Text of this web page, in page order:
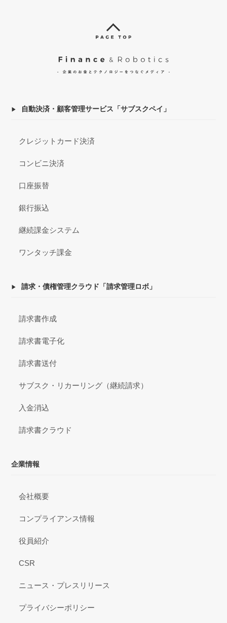
自動決済・顧客管理サービス「サブスクペイ」
クレジットカード決済
コンビニ決済
口座振替
銀行振込
継続課金システム
ワンタッチ課金
請求・債権管理クラウド「請求管理ロボ」
請求書作成
請求書電子化
請求書送付
サブスク・リカーリング（継続請求）
入金消込
請求書クラウド
企業情報
会社概要
コンプライアンス情報
役員紹介
CSR
ニュース・プレスリリース
プライバシーポリシー